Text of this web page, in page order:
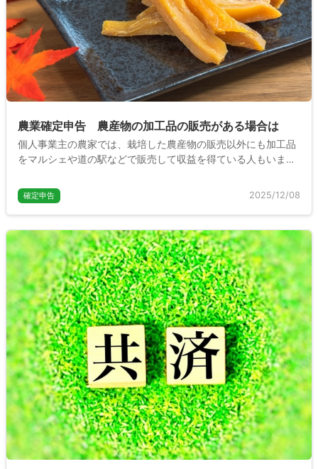
農業確定申告 農産物の加工品の販売がある場合は
個人事業主の農家では、栽培した農産物の販売以外にも加工品
をマルシェや道の駅などで販売して収益を得ている人もいま
のでしょうか。ここでは加工品の確定申告について説明しま
す。
確定申告 2025/12/08